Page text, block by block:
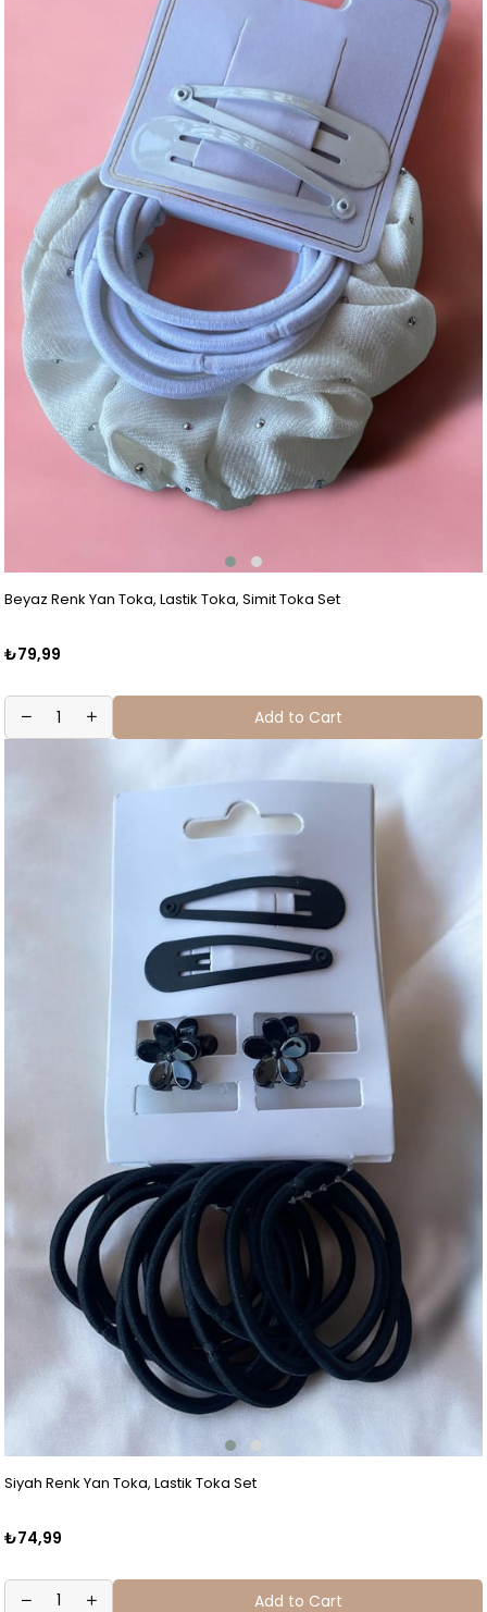
Beyaz Renk Yan Toka, Lastik Toka, Simit Toka Set
₺79,99
Add to Cart
Siyah Renk Yan Toka, Lastik Toka Set
₺74,99
Add to Cart